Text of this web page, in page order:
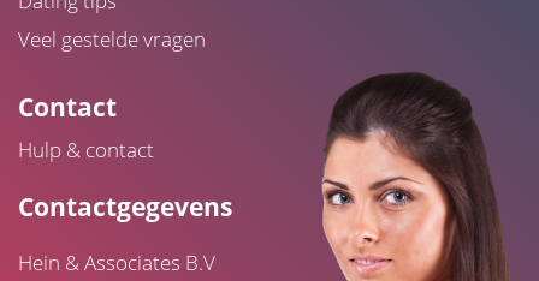
Veel gestelde vragen
Contact
Hulp & contact
Contactgegevens
Hein & Associates B.V